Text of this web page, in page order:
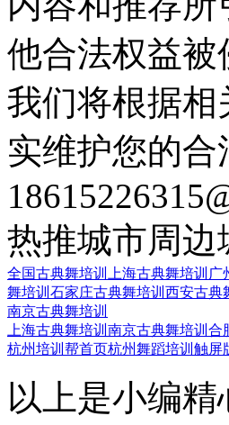
他合法权益
我们将根据
实维护您的
热推城市周边
全国古典舞培训 上海古典舞培训 广
舞培训 石家庄古典舞培训 西安古典
南京古典舞培训
上海古典舞培训 南京古典舞培训 合
杭州培训帮首页杭州舞蹈培训触屏
以上是小编